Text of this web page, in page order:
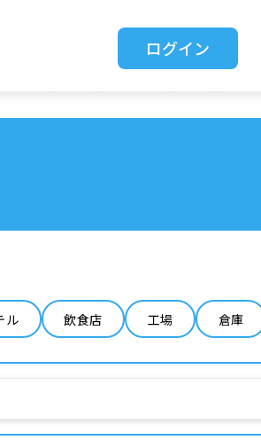
ログイン
ル 飲食店 工場 倉庫